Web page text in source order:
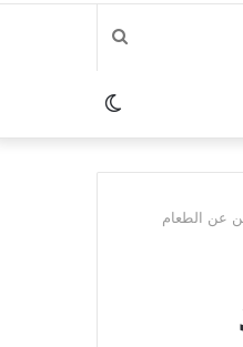
بحث
عنالوضع
المظلم
عن الطعام